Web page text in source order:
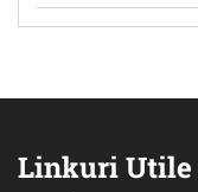
Linkuri Utile